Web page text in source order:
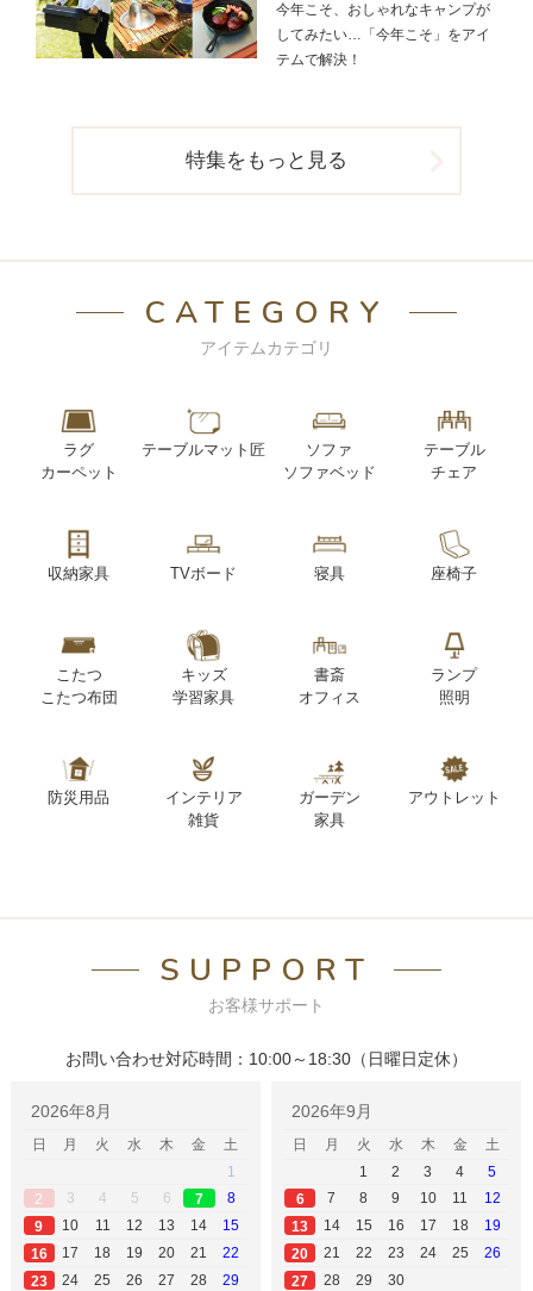
今年こそ、おしゃれなキャンプが
してみたい…「今年こそ」をアイ
テムで解決！
特集をもっと見る
CATEGORY
アイテムカテゴリ
ラグ
カーペット
テーブルマット匠
ソファ
ソファベッド
テーブル
チェア
収納家具 TVボード 寝具 座椅子
こたつ
こたつ布団
キッズ
学習家具
書斎
オフィス
ランプ
照明
防災用品
インテリア
雑貨
ガーデン
家具
アウトレット
SUPPORT
お客様サポート
お問い合わせ対応時間：10:00～18:30（日曜日定休）
2026年8月
日 月 火 水 木 金
土
1
2
3 4 5 6 7
8
9
10 11 12 13 14
15
16
17 18 19 20 21
22
23
24 25 26 27 28 29
2026年9月
日 月 火 水 木 金
土
1
2 3 4
5
6
7 8 9 10 11
12
13
14 15 16 17 18
19
20
21 22 23 24 25
26
27
28 29 30